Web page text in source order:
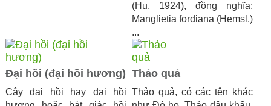
(Hu, 1924), đồng nghĩa:
Manglietia fordiana (Hemsl.)
...
Đại hồi (đại hồi hương)
Cây đại hồi hay đại hồi
Thảo quả
Thảo quả, có các tên khác